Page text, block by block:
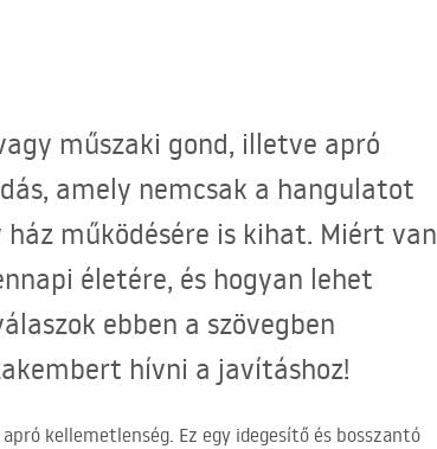
műszaki gond, illetve apró
amely nemcsak a hangulatot
működésére is kihat. Miért van
életére, és hogyan lehet
ebben a szövegben
hívni a javításhoz!
kellemetlenség. Ez egy idegesítő és bosszantó